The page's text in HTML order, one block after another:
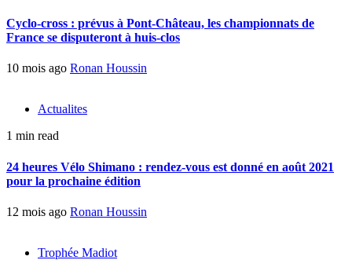
Cyclo-cross : prévus à Pont-Château, les championnats de
France se disputeront à huis-clos
10 mois ago Ronan Houssin
Actualites
1 min read
24 heures Vélo Shimano : rendez-vous est donné en août 2021
pour la prochaine édition
12 mois ago Ronan Houssin
Trophée Madiot